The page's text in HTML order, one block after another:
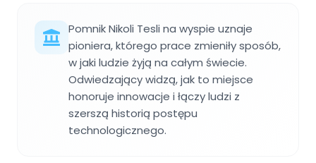
Pomnik Nikoli Tesli na wyspie uznaje
pioniera, którego prace zmieniły sposób,
w jaki ludzie żyją na całym świecie.
Odwiedzający widzą, jak to miejsce
honoruje innowacje i łączy ludzi z
szerszą historią postępu
technologicznego.